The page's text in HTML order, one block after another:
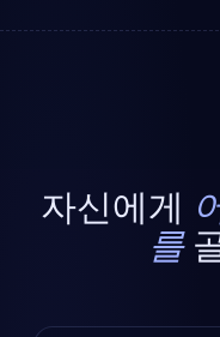
자신에게
를